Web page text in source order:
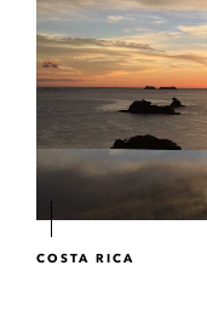
COSTA RICA